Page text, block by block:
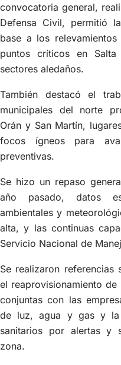
convocatoria general,
Defensa Civil, permitió
base a los
puntos críticos en
sectores aledaños.
También destacó el
municipales del norte
Orán y San Martín,
focos ígneos para
preventivas.
Se hizo un repaso
año pasado, datos
ambientales y
alta, y las continuas
Servicio Nacional de
Se realizaron referencias
el reaprovisionamiento
conjuntas con las
de luz, agua y gas y la
sanitarios por alertas y
zona.